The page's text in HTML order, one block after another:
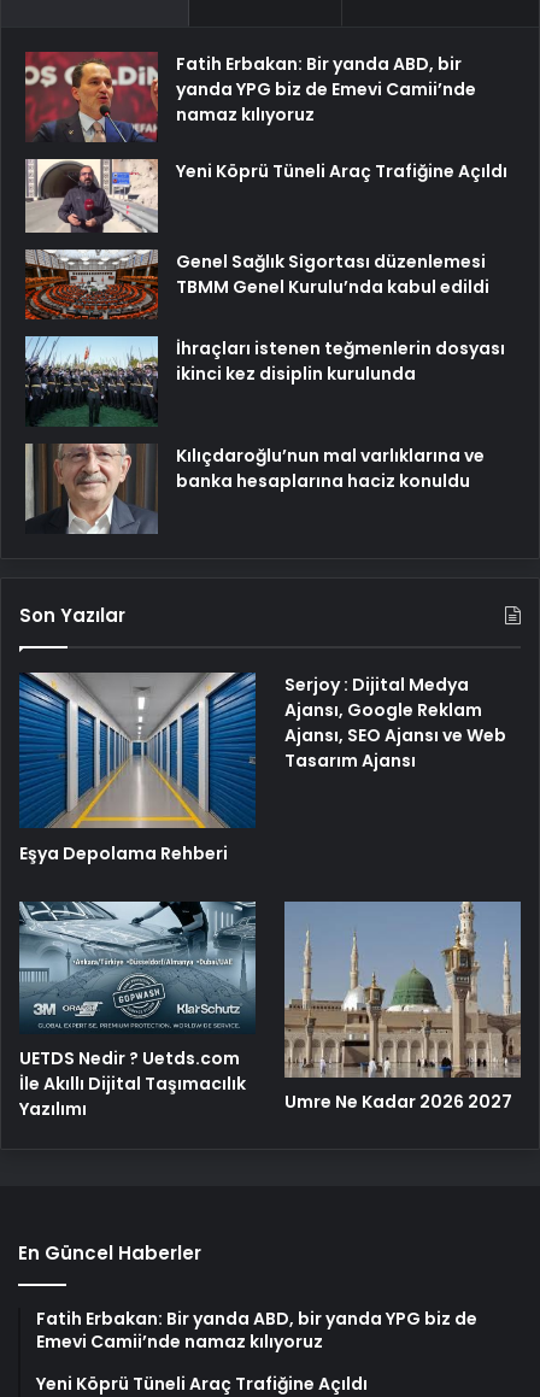
Fatih Erbakan: Bir yanda ABD, bir
yanda YPG biz de Emevi Camii’nde
namaz kılıyoruz
Yeni Köprü Tüneli Araç Trafiğine Açıldı
Genel Sağlık Sigortası düzenlemesi
TBMM Genel Kurulu’nda kabul edildi
İhraçları istenen teğmenlerin dosyası
ikinci kez disiplin kurulunda
Kılıçdaroğlu’nun mal varlıklarına ve
banka hesaplarına haciz konuldu
Son Yazılar
Eşya Depolama Rehberi
Serjoy : Dijital Medya
Ajansı, Google Reklam
Ajansı, SEO Ajansı ve Web
Tasarım Ajansı
UETDS Nedir ? Uetds.com
İle Akıllı Dijital Taşımacılık
Yazılımı
Umre Ne Kadar 2026 2027
En Güncel Haberler
Fatih Erbakan: Bir yanda ABD, bir yanda YPG biz de
Emevi Camii’nde namaz kılıyoruz
Yeni Köprü Tüneli Araç Trafiğine Açıldı